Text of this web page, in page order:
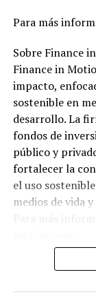
Para más
Sobre Finance
Finance in
impacto,
sostenible en
desarrollo. La
fondos de
público y
fortalecer la
el uso
medios de vida